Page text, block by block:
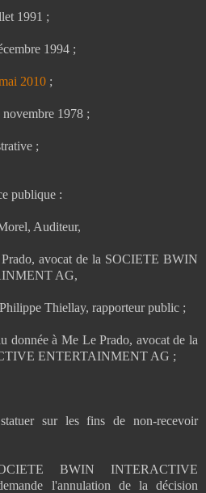
1991 ;
1994 ;
2010 ;
1978 ;
;
publique :
Auditeur,
avocat de la SOCIETE BWIN
AG,
Thiellay, rapporteur public ;
donnée à Me Le Prado, avocat de la
ENTERTAINMENT AG ;
sur les fins de non-recevoir
BWIN INTERACTIVE
l'annulation de la décision